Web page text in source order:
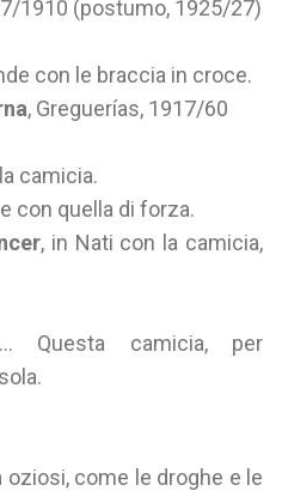
1910 (postumo, 1925/27)
con le braccia in croce.
, Greguerías, 1917/60
camicia.
con quella di forza.
, in Nati con la camicia,
Questa camicia, per
come le droghe e le